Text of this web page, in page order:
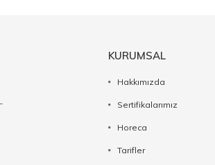
KURUMSAL
Hakkımızda
Sertifikalarımız
Horeca
Tarifler